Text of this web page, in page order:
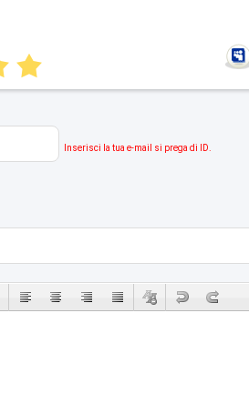
Inserisci la tua e-mail si prega di ID.